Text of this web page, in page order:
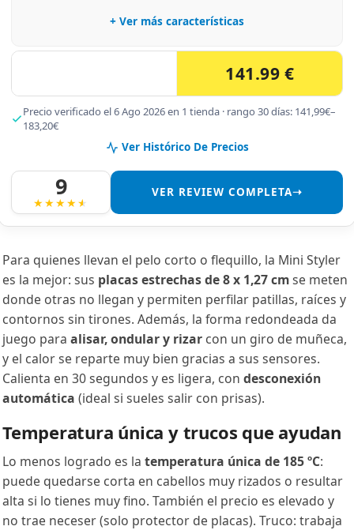
+ Ver más características
141.99 €
Precio verificado el 6 Ago 2026 en 1 tienda · rango 30 días: 141,99€–
183,20€
Ver Histórico De Precios
9 VER REVIEW COMPLETA➝
Para quienes llevan el pelo corto o flequillo, la Mini Styler
es la mejor: sus placas estrechas de 8 x 1,27 cmse meten
donde otras no llegan y permiten perfilar patillas, raíces y
contornos sin tirones. Además, la forma redondeada da
juego para alisar, ondular y rizar con un giro de muñeca,
y el calor se reparte muy bien gracias a sus sensores.
Calienta en 30 segundos y es ligera, con desconexión
automática (ideal si sueles salir con prisas).
Temperatura única y trucos que ayudan
Lo menos logrado es la temperatura única de 185 ºC:
puede quedarse corta en cabellos muy rizados o resultar
alta si lo tienes muy fino. También el precio es elevado y
no trae neceser (solo protector de placas). Truco: trabaja